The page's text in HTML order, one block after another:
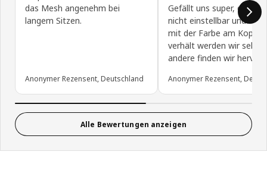
das Mesh angenehm bei
langem Sitzen.
Anonymer Rezensent, Deutschland
Gefällt uns super, die
nicht einstellbar und wie
mit der Farbe am
verhält werden wir
andere finden wir
Anonymer Rezensent,
Alle Bewertungen anzeigen